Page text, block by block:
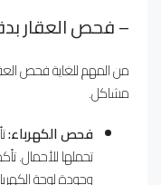
– فحص العقار
من المهم للغاية فحص
مشاكل.
فحص الكهرباء:
تحملها للأحمال.
وجودة لوحة